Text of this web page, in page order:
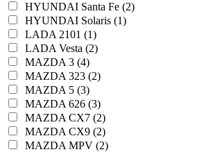
HYUNDAI Santa Fe (2)
HYUNDAI Solaris (1)
LADA 2101 (1)
LADA Vesta (2)
MAZDA 3 (4)
MAZDA 323 (2)
MAZDA 5 (3)
MAZDA 626 (3)
MAZDA CX7 (2)
MAZDA CX9 (2)
MAZDA MPV (2)